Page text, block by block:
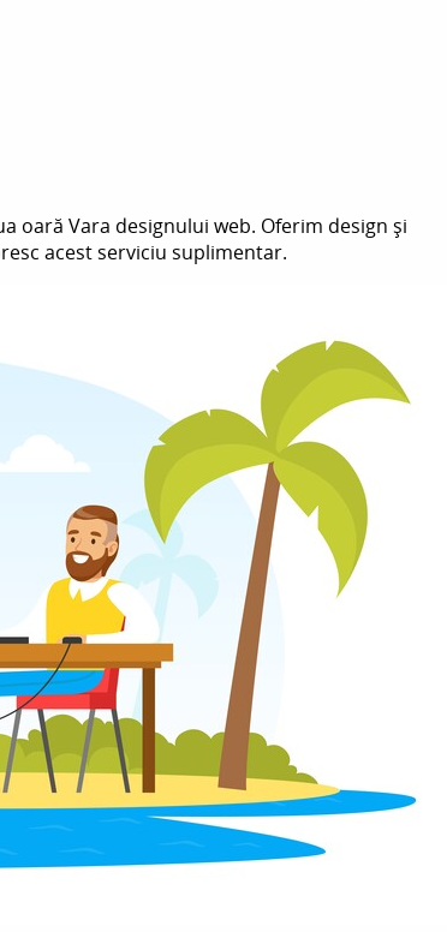
oară Vara designului web. Oferim design și
acest serviciu suplimentar.